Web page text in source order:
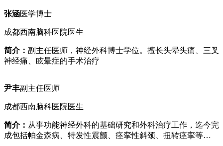
张涵医学博士
成都西南脑科医院医生
简介： 副主任医师，神经外科博士学位。擅长头晕头痛、三叉
神经痛、眩晕症的手术治疗
尹丰副主任医师
成都西南脑科医院医生
简介： 从事功能神经外科的基础研究和外科治疗工作，迄今完
成包括帕金森病、特发性震颤、痉挛性斜颈、扭转痉挛等…